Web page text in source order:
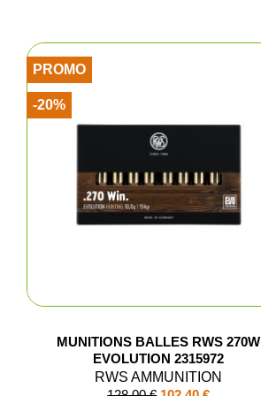
MUNITIONS BALLES RWS 270W
EVOLUTION 2315972
RWS AMMUNITION
PROMO
-20%